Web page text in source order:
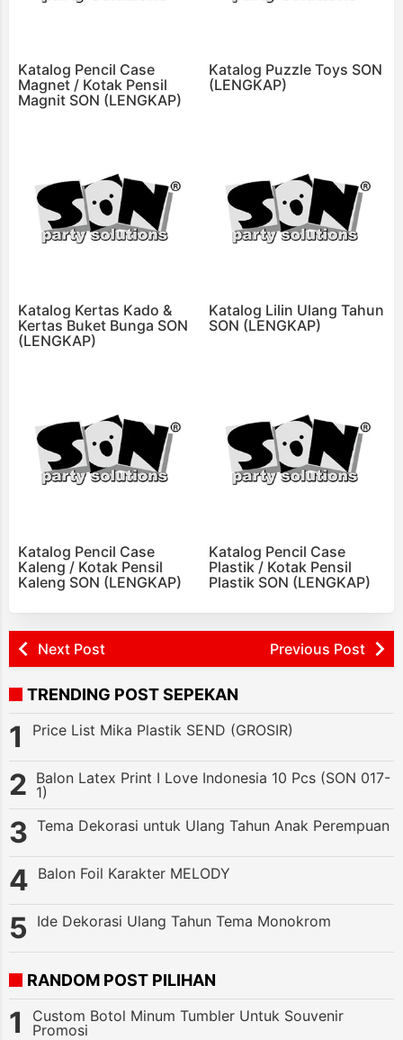
Katalog Pencil Case
Magnet / Kotak Pensil
Magnit SON (LENGKAP)
Katalog Puzzle Toys SON
(LENGKAP)
Katalog Kertas Kado &
Kertas Buket Bunga SON
(LENGKAP)
Katalog Lilin Ulang Tahun
SON (LENGKAP)
Katalog Pencil Case
Kaleng / Kotak Pensil
Kaleng SON (LENGKAP)
Katalog Pencil Case
Plastik / Kotak Pensil
Plastik SON (LENGKAP)
Next Post Previous Post
TRENDING POST SEPEKAN
Price List Mika Plastik SEND (GROSIR)
Balon Latex Print I Love Indonesia 10 Pcs (SON 017-
1)
Tema Dekorasi untuk Ulang Tahun Anak Perempuan
Balon Foil Karakter MELODY
Ide Dekorasi Ulang Tahun Tema Monokrom
RANDOM POST PILIHAN
Custom Botol Minum Tumbler Untuk Souvenir
Promosi